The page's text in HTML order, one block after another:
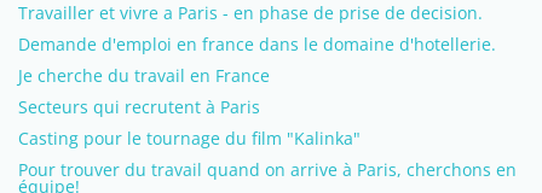
Travailler et vivre a Paris - en phase de prise de decision.
Demande d'emploi en france dans le domaine d'hotellerie.
Je cherche du travail en France
Secteurs qui recrutent à Paris
Casting pour le tournage du film "Kalinka"
Pour trouver du travail quand on arrive à Paris, cherchons en
équipe!